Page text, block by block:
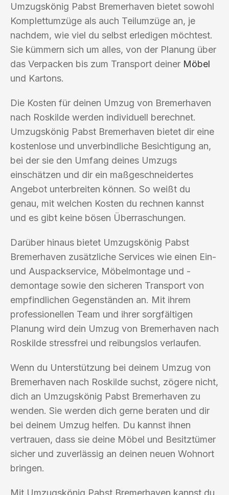
Umzugskönig Pabst Bremerhaven bietet sowohl
Komplettumzüge als auch Teilumzüge an, je
nachdem, wie viel du selbst erledigen möchtest.
Sie kümmern sich um alles, von der Planung über
das Verpacken bis zum Transport deiner Möbel
und Kartons.
Die Kosten für deinen Umzug von Bremerhaven
nach Roskilde werden individuell berechnet.
Umzugskönig Pabst Bremerhaven bietet dir eine
kostenlose und unverbindliche Besichtigung an,
bei der sie den Umfang deines Umzugs
einschätzen und dir ein maßgeschneidertes
Angebot unterbreiten können. So weißt du
genau, mit welchen Kosten du rechnen kannst
und es gibt keine bösen Überraschungen.
Darüber hinaus bietet Umzugskönig Pabst
Bremerhaven zusätzliche Services wie einen Ein-
und Auspackservice, Möbelmontage und -
demontage sowie den sicheren Transport von
empfindlichen Gegenständen an. Mit ihrem
professionellen Team und ihrer sorgfältigen
Planung wird dein Umzug von Bremerhaven nach
Roskilde stressfrei und reibungslos verlaufen.
Wenn du Unterstützung bei deinem Umzug von
Bremerhaven nach Roskilde suchst, zögere nicht,
dich an Umzugskönig Pabst Bremerhaven zu
wenden. Sie werden dich gerne beraten und dir
bei deinem Umzug helfen. Du kannst ihnen
vertrauen, dass sie deine Möbel und Besitztümer
sicher und zuverlässig an deinen neuen Wohnort
bringen.
Mit Umzugskönig Pabst Bremerhaven kannst du